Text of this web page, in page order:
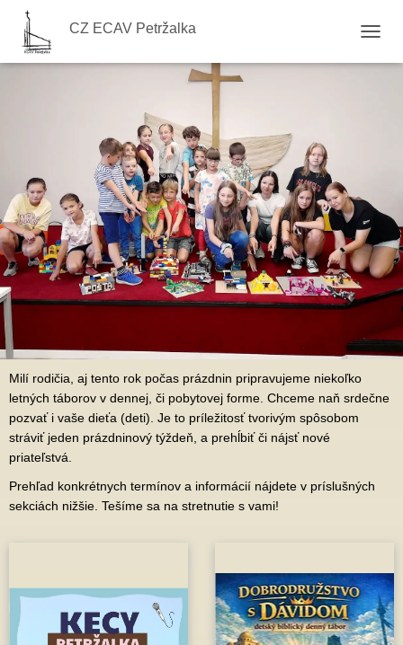
CZ ECAV Petržalka
Tábory
Milí rodičia, aj tento rok počas prázdnin pripravujeme niekoľko
letných táborov v dennej, či pobytovej forme. Chceme naň srdečne
pozvať i vaše dieťa (deti). Je to príležitosť tvorivým spôsobom
stráviť jeden prázdninový týždeň, a prehĺbiť či nájsť nové
priateľstvá.
Prehľad konkrétnych termínov a informácií nájdete v príslušných
sekciách nižšie. Tešíme sa na stretnutie s vami!